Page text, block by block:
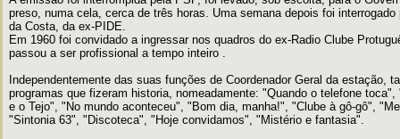
preso, numa cela, cerca de três horas. Uma semana depois foi interrogado
da Costa, da ex-PIDE.
Em 1960 foi convidado a ingressar nos quadros do ex-Radio Clube
passou a ser profissional a tempo inteiro .
Independentemente das suas funções de Coordenador Geral da estação,
programas que fizeram historia, nomeadamente: "Quando o telefone
e o Tejo", "No mundo aconteceu", "Bom dia, manha!", "Clube à gô-gô",
"Sintonia 63", "Discoteca", "Hoje convidamos", "Mistério e fantasia".